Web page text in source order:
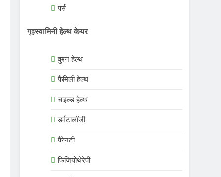
पर्स
गृहस्वामिनी हेल्थ केयर
वुमन हेल्थ
फैमिली हेल्थ
चाइल्ड हेल्थ
डर्मटालॉजी
पैरेनटी
फिजियोथेरेपी